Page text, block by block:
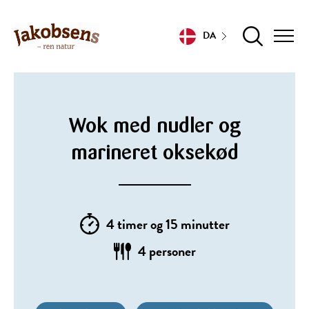
DA
Wok med nudler og
marineret oksekød
4 timer og 15 minutter
4 personer